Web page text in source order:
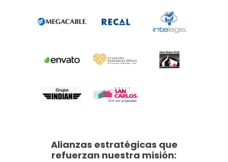
Alianzas estratégicas que
refuerzan nuestra misión: